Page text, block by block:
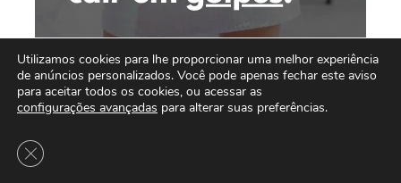
Utilizamos cookies para lhe proporcionar uma melhor experiência
de anúncios personalizados. Você pode apenas fechar este aviso
para aceitar todos os cookies, ou acessar as
configurações avançadas para alterar suas preferências.
Close GDPR Cookie Banner